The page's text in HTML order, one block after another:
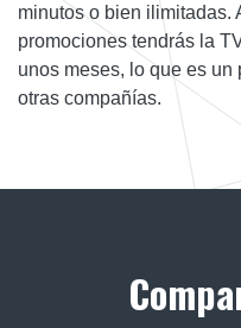
minutos o bien ilimitadas.
promociones tendrás la
unos meses, lo que es un
otras compañías.